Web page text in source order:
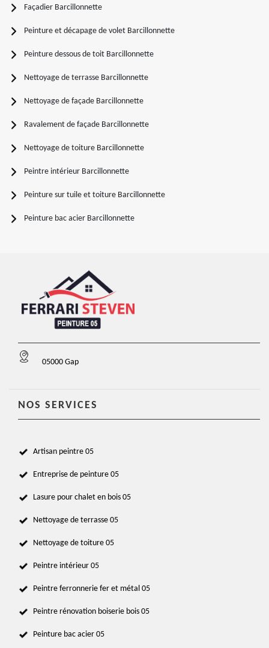
Façadier Barcillonnette
Peinture et décapage de volet Barcillonnette
Peinture dessous de toit Barcillonnette
Nettoyage de terrasse Barcillonnette
Nettoyage de façade Barcillonnette
Ravalement de façade Barcillonnette
Nettoyage de toiture Barcillonnette
Peintre intérieur Barcillonnette
Peinture sur tuile et toiture Barcillonnette
Peinture bac acier Barcillonnette
05000 Gap
NOS SERVICES
Artisan peintre 05
Entreprise de peinture 05
Lasure pour chalet en bois 05
Nettoyage de terrasse 05
Nettoyage de toiture 05
Peintre intérieur 05
Peintre ferronnerie fer et métal 05
Peintre rénovation boiserie bois 05
Peinture bac acier 05